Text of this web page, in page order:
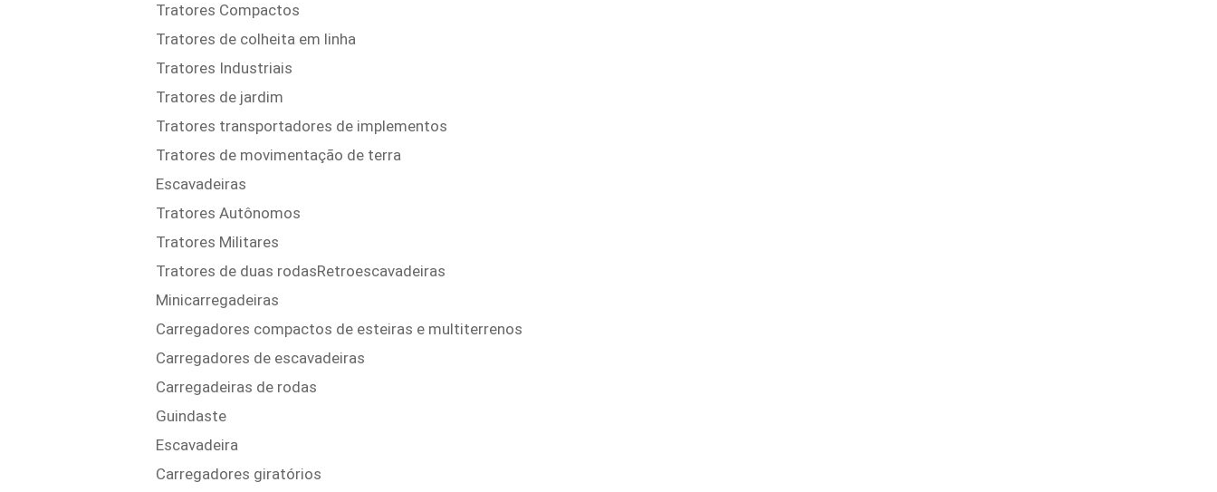
Tratores Compactos
Tratores de colheita em linha
Tratores Industriais
Tratores de jardim
Tratores transportadores de implementos
Tratores de movimentação de terra
Escavadeiras
Tratores Autônomos
Tratores Militares
Tratores de duas rodasRetroescavadeiras
Minicarregadeiras
Carregadores compactos de esteiras e multiterrenos
Carregadores de escavadeiras
Carregadeiras de rodas
Guindaste
Escavadeira
Carregadores giratórios